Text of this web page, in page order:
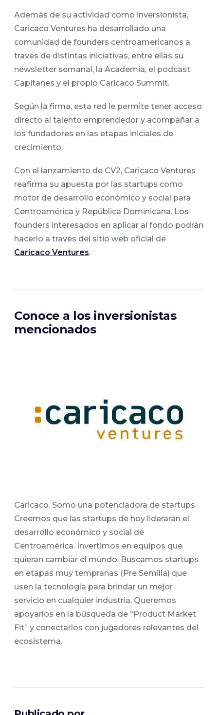
Además de su actividad como inversionista,
Caricaco Ventures ha desarrollado una
comunidad de founders centroamericanos a
través de distintas iniciativas, entre ellas su
newsletter semanal, la Academia, el podcast
Capitanes y el propio Caricaco Summit.
Según la firma, esta red le permite tener acceso
directo al talento emprendedor y acompañar a
los fundadores en las etapas iniciales de
crecimiento.
Con el lanzamiento de CV2, Caricaco Ventures
reafirma su apuesta por las startups como
motor de desarrollo económico y social para
Centroamérica y República Dominicana. Los
founders interesados en aplicar al fondo podrán
hacerlo a través del sitio web oficial de
Caricaco Ventures.
Conoce a los inversionistas
mencionados
Caricaco. Somo una potenciadora de startups.
Creemos que las startups de hoy liderarán el
desarrollo económico y social de
Centroamérica. Invertimos en equipos que
quieran cambiar el mundo. Buscamos startups
en etapas muy tempranas (Pre Semilla) que
usen la tecnología para brindar un mejor
servicio en cualquier industria. Queremos
apoyarlos en la búsqueda de “Product Market
Fit” y conectarlos con jugadores relevantes del
ecosistema.